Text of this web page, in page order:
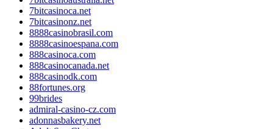
7bitcasinoca.net
7bitcasinonz.net
8888casinobrasil.com
8888casinoespana.com
888casinoca.com
888casinocanada.net
888casinodk.com
88fortunes.org
99brides
admiral-casino-cz.com
adonnasbakery.net